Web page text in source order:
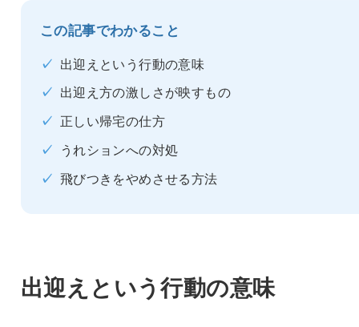
この記事でわかること
✓ 出迎えという行動の意味
✓ 出迎え方の激しさが映すもの
✓ 正しい帰宅の仕方
✓ うれションへの対処
✓ 飛びつきをやめさせる方法
出迎えという行動の意味